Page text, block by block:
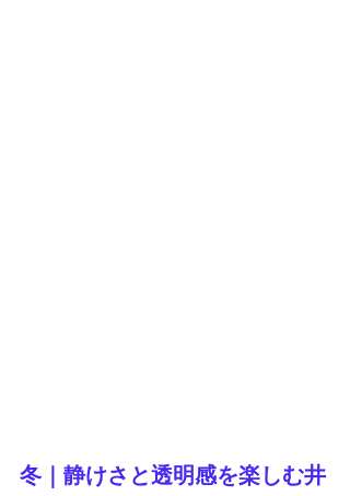
冬｜静けさと透明感を楽しむ井